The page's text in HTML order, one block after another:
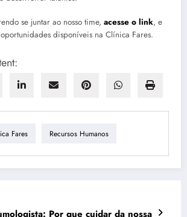
se juntar ao nosso time, acesse o link, e
disponíveis na Clínica Fares.
Fares Recursos Humanos
Por que cuidar da nossa